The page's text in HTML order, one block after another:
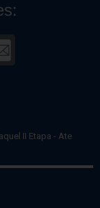
II Etapa - Ate